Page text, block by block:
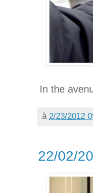
In the
à 2/23/2012
22/02/